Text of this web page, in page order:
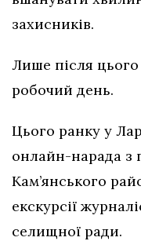
захисників.
Лише після
робочий день.
Цього ранку у
онлайн-нарада з
Кам’янського
екскурсії
селищної ради.